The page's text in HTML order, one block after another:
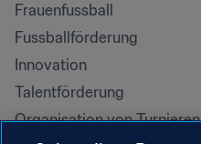
Frauenfussball
Fussballförderung
Innovation
Talentförderung
Organisation von Turnieren